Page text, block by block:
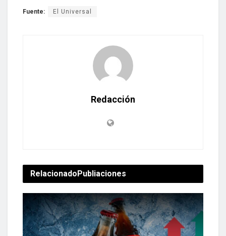
Fuente: El Universal
Redacción
RelacionadoPubliaciones